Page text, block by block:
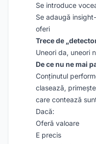
Se introduce
Se adaugă
oferi
Trece de
Uneori da, uneori
De ce nu ne mai
Conținutul
clasează,
care contează
Dacă:
Oferă valoare
E precis